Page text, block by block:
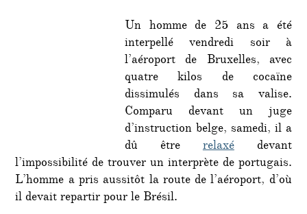
Un homme de 25 ans a été
interpellé vendredi soir à
l’aéroport de Bruxelles, avec
quatre kilos de cocaïne
dissimulés dans sa valise.
Comparu devant un juge
d’instruction belge, samedi, il a
dû êtrerelaxédevant
l’impossibilité de trouver un interprète de portugais.
L’homme a pris aussitôt la route de l’aéroport, d’où
il devait repartir pour le Brésil.